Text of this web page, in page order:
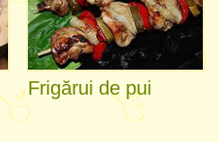
Frigărui de pui